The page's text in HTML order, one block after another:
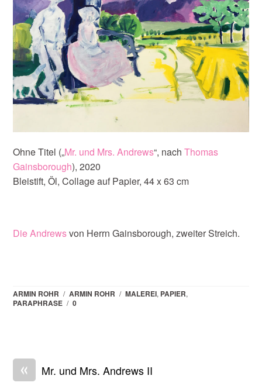
Ohne Titel („Mr. und Mrs. Andrews“, nachThomas
Gainsborough), 2020
Bleistift, Öl, Collage auf Papier, 44 x 63 cm
Die Andrewsvon Herrn Gainsborough, zweiter Streich.
ARMIN ROHR / ARMIN ROHR / MALEREI, PAPIER,
PARAPHRASE / 0
« Mr. und Mrs. Andrews II